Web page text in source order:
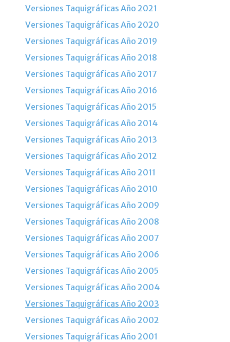
Versiones Taquigráficas Año 2021
Versiones Taquigráficas Año 2020
Versiones Taquigráficas Año 2019
Versiones Taquigráficas Año 2018
Versiones Taquigráficas Año 2017
Versiones Taquigráficas Año 2016
Versiones Taquigráficas Año 2015
Versiones Taquigráficas Año 2014
Versiones Taquigráficas Año 2013
Versiones Taquigráficas Año 2012
Versiones Taquigráficas Año 2011
Versiones Taquigráficas Año 2010
Versiones Taquigráficas Año 2009
Versiones Taquigráficas Año 2008
Versiones Taquigráficas Año 2007
Versiones Taquigráficas Año 2006
Versiones Taquigráficas Año 2005
Versiones Taquigráficas Año 2004
Versiones Taquigráficas Año 2003
Versiones Taquigráficas Año 2002
Versiones Taquigráficas Año 2001